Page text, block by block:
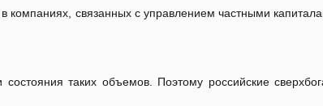
связанных с управлением частными
таких объемов. Поэтому российские